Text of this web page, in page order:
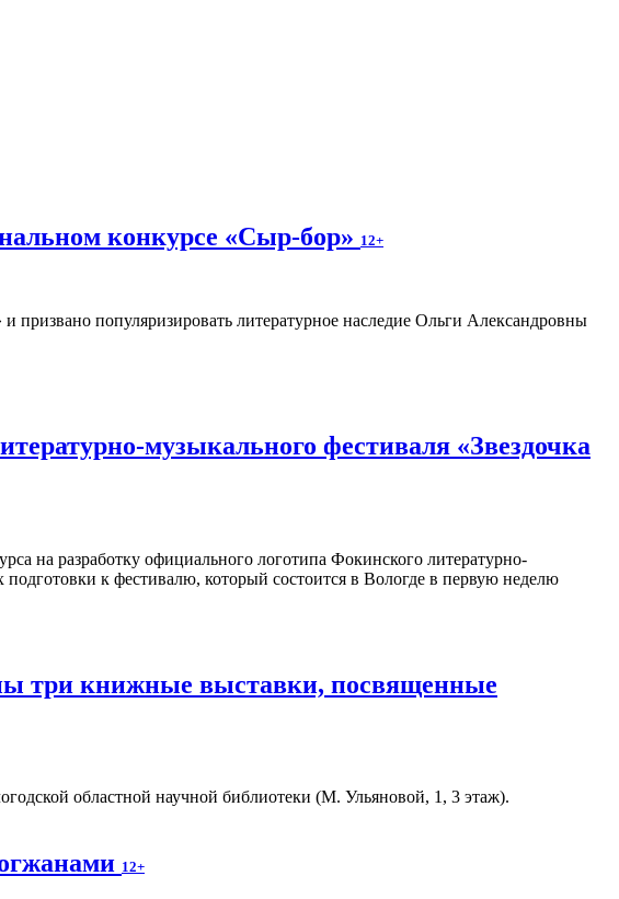
конкурсе «Сыр-бор» 12+
призвано популяризировать литературное наследие Ольги Александровны
музыкального фестиваля «Звездочка
на разработку официального логотипа Фокинского литературно-
к фестивалю, который состоится в Вологде в первую неделю
три книжные выставки, посвященные
областной научной библиотеки (М. Ульяновой, 1, 3 этаж).
12+